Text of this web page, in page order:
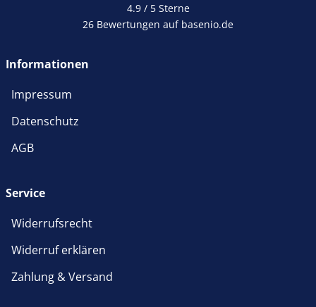
4.9 / 5Sterne
26 Bewertungen auf basenio.de
Informationen
Impressum
Datenschutz
AGB
Service
Widerrufsrecht
Widerruf erklären
Zahlung & Versand